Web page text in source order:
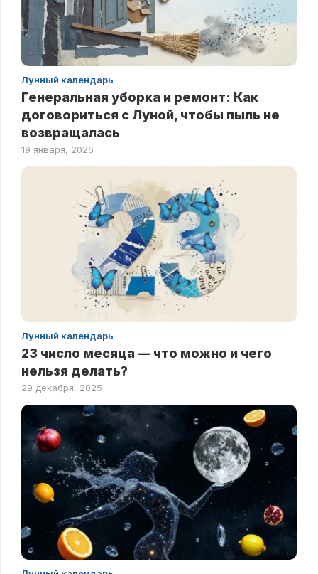
Лунный календарь
Генеральная уборка и ремонт: Как
договориться с Луной, чтобы пыль не
возвращалась
19 января, 2026
Лунный календарь
23 число месяца — что можно и чего
нельзя делать?
29 декабря, 2025